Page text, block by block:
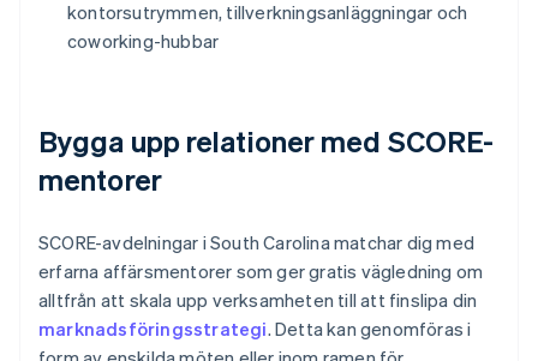
kontorsutrymmen, tillverkningsanläggningar och
coworking-hubbar
Bygga upp relationer med SCORE-
mentorer
SCORE-avdelningar i South Carolina matchar dig med
erfarna affärsmentorer som ger gratis vägledning om
alltfrån att skala upp verksamheten till att finslipa din
marknadsföringsstrategi. Detta kan genomföras i